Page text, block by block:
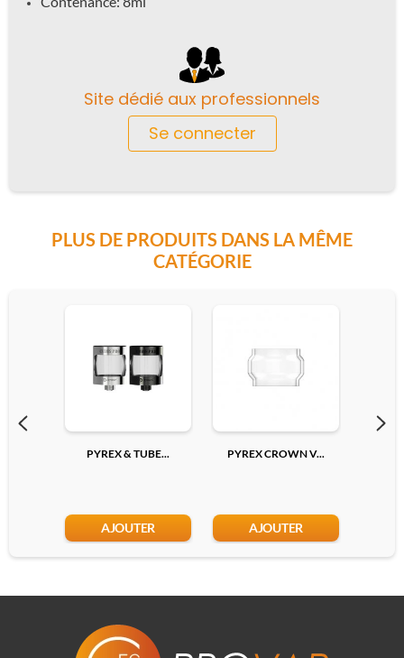
Site dédié aux professionnels
Se connecter
PLUS DE PRODUITS DANS LA MÊME
CATÉGORIE
PYREX & TUBE...
AJOUTER
PYREX CROWN V...
AJOUTER